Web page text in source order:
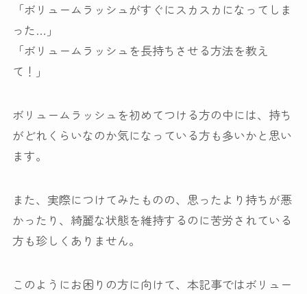
「ボリュームラッシュがすぐにスカスカになってしま
った…」
「ボリュームラッシュを長持ちさせる方法を教え
て！」
ボリュームラッシュを初めてつける方の中には、持ち
がどれくらいなのか気になっている方も多いかと思い
ます。
また、実際につけてみたものの、思ったより持ちが悪
かったり、綺麗な状態を維持するのに苦労されている
方も珍しくありません。
このようにお困りの方に向けて、本記事ではボリュー